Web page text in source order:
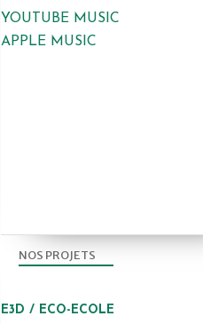
YOUTUBE MUSIC
APPLE MUSIC
NOS PROJETS
E3D / ECO-ECOLE